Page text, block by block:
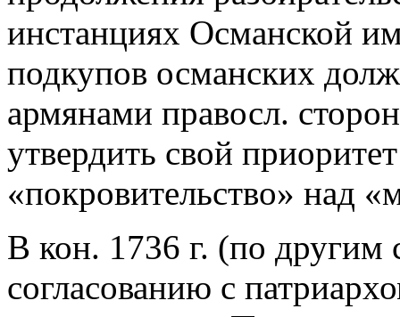
инстанциях Османской
подкупов османских
армянами правосл.
утвердить свой
«покровительство» над
В кон. 1736 г. (по другим
согласованию с